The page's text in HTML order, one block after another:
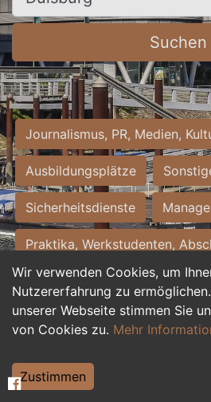
Wir verwenden Cookies, um
Nutzererfahrung zu
unserer Webseite stimmen Sie
von Cookies zu. Mehr
Zustimmen
Suchen
Journalismus, PR, Medien,
Ausbildungsplätze
Sicherheitsdienste
Praktika, Werkstudenten,
Personalwesen Assistenz,
Hilfskräfte, Aushilfs- und
Weiterbildung, Studium, duale